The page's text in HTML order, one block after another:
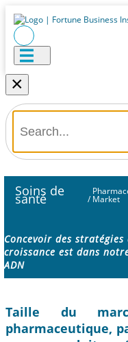
×
Soins de
santé / Market
Concevoir des stratégies
croissance est dans
ADN
Taille du
pharmaceutique,